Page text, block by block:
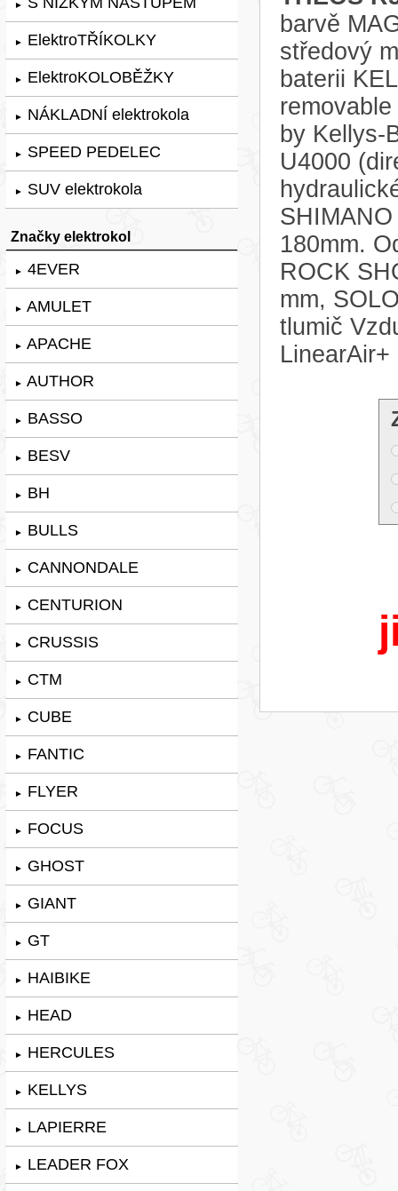
►
► ElektroTŘÍKOLKY
► ElektroKOLOBĚŽKY
► NÁKLADNÍ elektrokola
► SPEED PEDELEC
► SUV elektrokola
Značky elektrokol
► 4EVER
► AMULET
► APACHE
► AUTHOR
► BASSO
► BESV
► BH
► BULLS
► CANNONDALE
► CENTURION
► CRUSSIS
► CTM
► CUBE
► FANTIC
► FLYER
► FOCUS
► GHOST
► GIANT
► GT
► HAIBIKE
► HEAD
► HERCULES
► KELLYS
► LAPIERRE
► LEADER FOX
barvě
středový
baterii
by Kellys-
U4000
180mm.
ROCK
mm,
tlumič